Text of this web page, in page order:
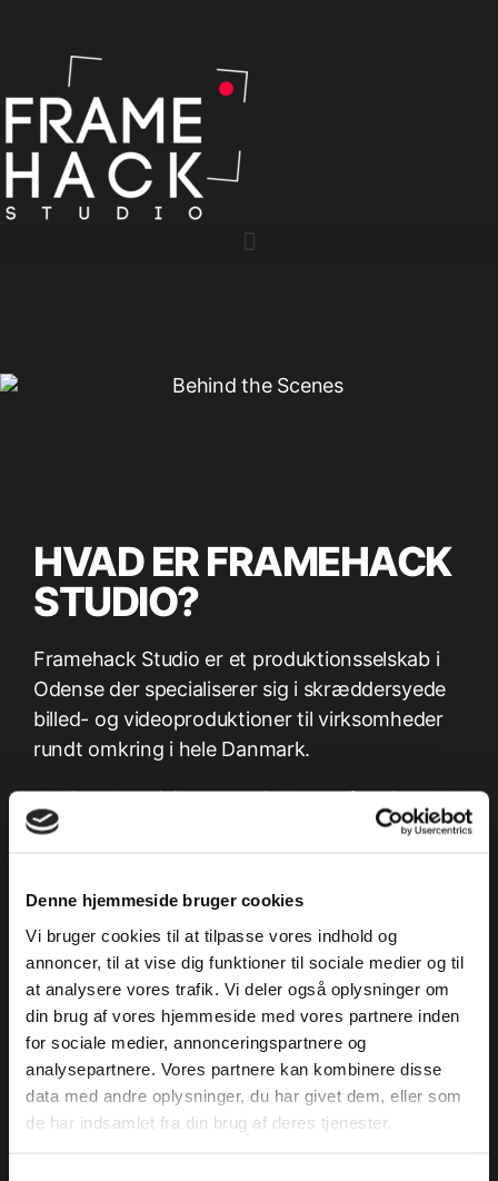
Denne hjemmeside bruger cookies
Vi bruger cookies til at tilpasse vores indhold og
annoncer, til at vise dig funktioner til sociale medier og til
at analysere vores trafik. Vi deler også oplysninger om
din brug af vores hjemmeside med vores partnere inden
for sociale medier, annonceringspartnere og
analysepartnere. Vores partnere kan kombinere disse
data med andre oplysninger, du har givet dem, eller som
de har indsamlet fra din brug af deres tjenester.
HVAD ER FRAMEHACK
STUDIO?
Framehack Studio er et produktionsselskab i
Odense der specialiserer sig i skræddersyede
billed- og videoproduktioner til virksomheder
rundt omkring i hele Danmark.
Kvalitet, kreativitet, nye vinkler og framing er
det, der udgør fundamentet bag Framehack
forbedre os, så vi kan sørge for at du får det